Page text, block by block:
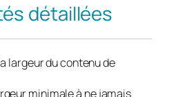
détaillées
largeur du contenu de
minimale à ne jamais